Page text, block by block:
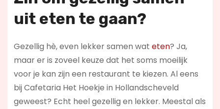
uit eten te gaan?
Gezellig hè, even lekker samen wat eten? Ja,
maar er is zoveel keuze dat het soms moeilijk
voor je kan zijn een restaurant te kiezen. Al eens
bij Cafetaria Het Hoekje in Hollandscheveld
geweest? Echt heel gezellig en lekker. Meestal als